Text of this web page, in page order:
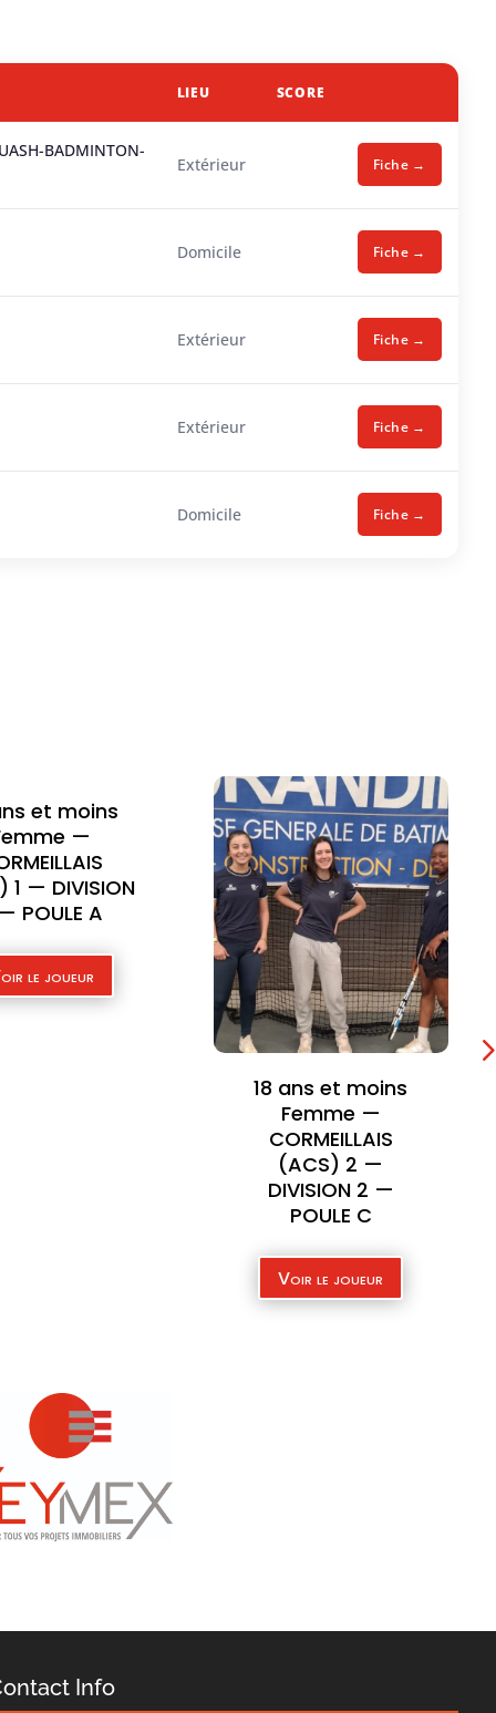
LIEU SCORE
BADMINTON-
Extérieur Fiche →
Domicile Fiche →
Extérieur Fiche →
Extérieur Fiche →
Domicile Fiche →
18 ans et moins
Homme —
CORMEILLAIS
(ACS) 1 — DIVISION
1 — POULE B
Voir le joueur
Info